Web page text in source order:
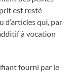
est resté
d’articles qui, par
à vocation
fourni par le